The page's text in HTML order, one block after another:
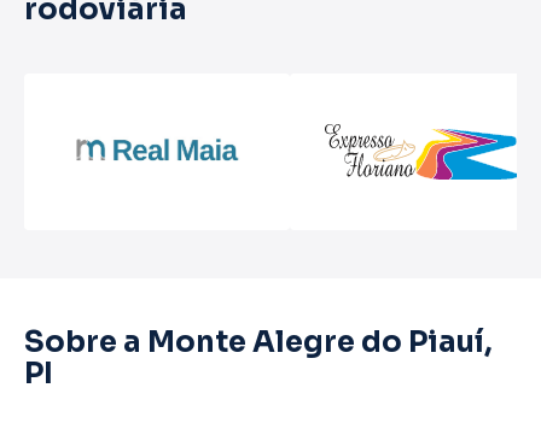
rodoviária
Sobre a Monte Alegre do Piauí,
PI